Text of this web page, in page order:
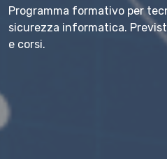
Programma formativo per
sicurezza informatica.
e corsi.